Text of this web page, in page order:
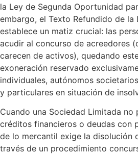
la Ley de Segunda Oportunidad
embargo, el Texto Refundido de la
establece un matiz crucial: las
acudir al concurso de acreedores
carecen de activos), quedando
exoneración reservado
individuales, autónomos
y particulares en situación de
Cuando una Sociedad Limitada no
créditos financieros o deudas con
de lo mercantil exige la disolución
través de un procedimiento